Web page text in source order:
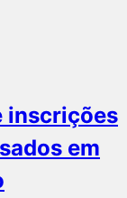
inscrições
em